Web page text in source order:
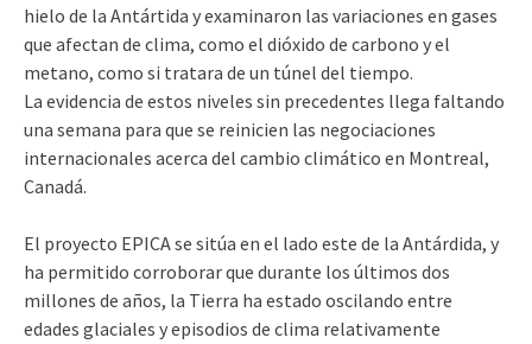
hielo de la Antártida y examinaron las variaciones en gases
que afectan de clima, como el dióxido de carbono y el
metano, como si tratara de un túnel del tiempo.
La evidencia de estos niveles sin precedentes llega faltando
una semana para que se reinicien las negociaciones
internacionales acerca del cambio climático en Montreal,
Canadá.
El proyecto EPICA se sitúa en el lado este de la Antárdida, y
ha permitido corroborar que durante los últimos dos
millones de años, la Tierra ha estado oscilando entre
edades glaciales y episodios de clima relativamente